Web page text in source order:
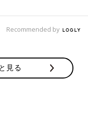
象に♪ 短め丈なので重
Recommended by
見る